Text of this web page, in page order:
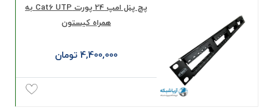
پچ پنل امپ 24 پورت Cat6 UTP به
همراه کیستون
4,400,000 تومان